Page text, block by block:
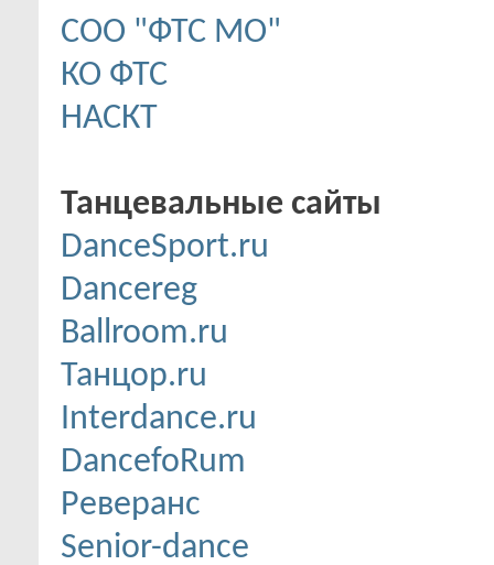
СОО "ФТС МО"
КО ФТС
НАСКТ
Танцевальные сайты
DanceSport.ru
Dancereg
Ballroom.ru
Танцор.ru
Interdance.ru
DancefoRum
Реверанс
Senior-dance